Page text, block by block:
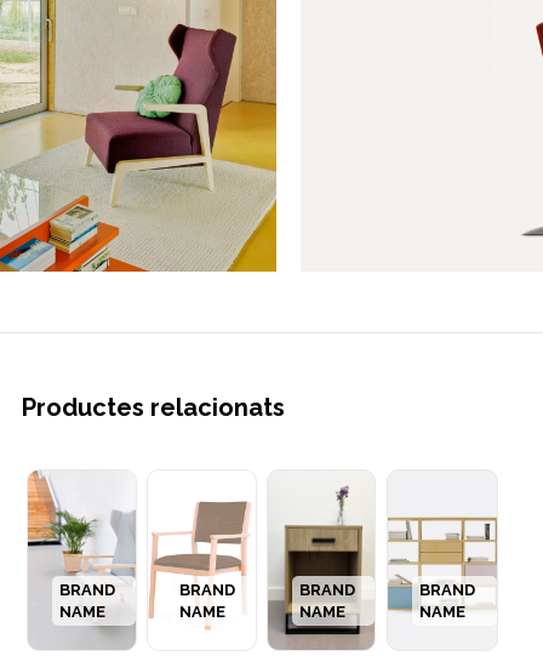
Productes relacionats
BRAND
NAME
BRAND
NAME
BRAND
NAME
BRAND
NAME